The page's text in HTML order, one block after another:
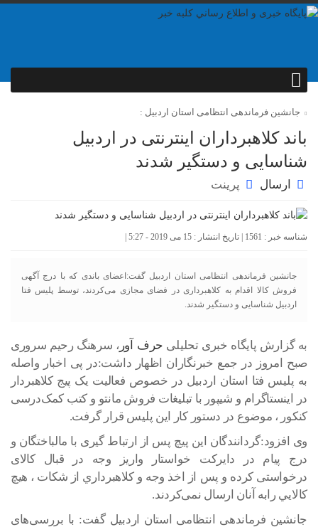
جانشین فرماندهی انتظامی استان اردبیل :
باند کلاهبرداران اینترنتی در اردبیل
شناسایی و دستگیر شدند
ارسال پرینت
شناسه خبر : 1561 | تاریخ انتشار : 15 می 2019 - 5:27 |
جانشین فرماندهی انتظامی استان اردبیل گفت:اعضای باندی که با درج آگهی
فروش کالا اقدام به کلاهبرداری در فضای مجازی می‌کردند، توسط پليس فتا
اردبيل شناسایی و دستگیر شدند.
به گزارش پایگاه خبری تحلیلی حرف آور ، سرهنگ رحیم سروری
صبح امروز در جمع خبرنگاران اظهار داشت:در پی اخبار واصله
به پلیس فتا استان اردبیل در خصوص فعالیت یک پیج کلاهبردار
در اینستاگرام و شیپور با تبليغات فروش مانتو و کتب کمک‌درسی
کنکور ، موضوع در دستور کار این پلیس قرار گرفت.
وی افزود:گردانندگان اين پيچ پس از ارتباط‌ گیری با مالباختگان و
درج پيام در دايرکت خواستار واريز وجه در قبال کالای
درخواستی کرده و پس از اخذ وجه و كلاهبرداري از شكات ، هيچ
کالايي رابه آنان ارسال نمی‌کردند.
جانشین فرماندهی انتظامی استان اردبیل گفت: با بررسی‌های